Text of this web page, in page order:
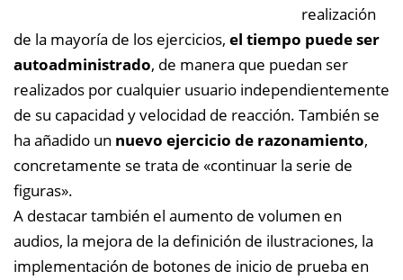
realización
de la mayoría de los ejercicios, el tiempo puede ser
autoadministrado, de manera que puedan ser
realizados por cualquier usuario independientemente
de su capacidad y velocidad de reacción. También se
ha añadido un nuevo ejercicio de razonamiento,
concretamente se trata de «continuar la serie de
figuras».
A destacar también el aumento de volumen en
audios, la mejora de la definición de ilustraciones, la
implementación de botones de inicio de prueba en